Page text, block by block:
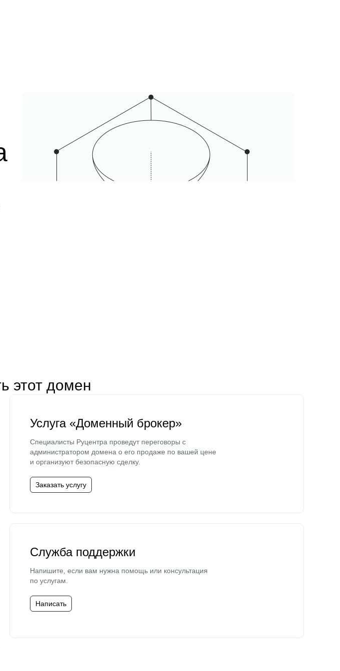
этот домен
Услуга «Доменный брокер»
Специалисты Руцентра проведут переговоры с
администратором домена о его продаже по вашей цене
и организуют безопасную сделку.
Заказать услугу
Служба поддержки
Напишите, если вам нужна помощь или консультация
по услугам.
Написать